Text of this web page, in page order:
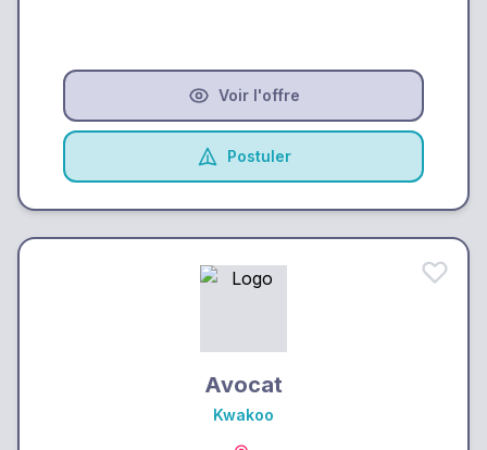
Voir l'offre
Postuler
Avocat
Kwakoo